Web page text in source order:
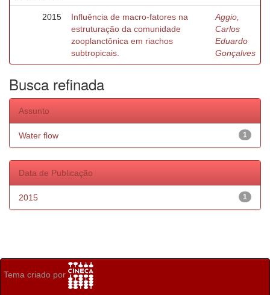
2015
Influência de macro-fatores na
estruturação da comunidade
zooplanctônica em riachos
subtropicais.
Aggio,
Carlos
Eduardo
Gonçalves
Busca refinada
Assunto
1
Water flow
Data de Publicação
1
2015
Tema criado por